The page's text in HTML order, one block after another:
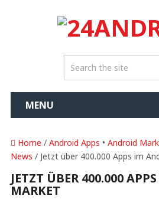
MENU
Home / Android Apps • Android
News / Jetzt über 400.000 Apps im
JETZT ÜBER 400.000
MARKET